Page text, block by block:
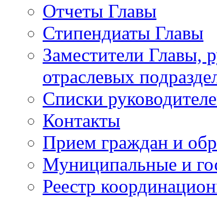
Отчеты Главы
Стипендиаты Главы
Заместители Главы,
отраслевых
Списки
Контакты
Прием граждан и
Муниципальные и
Реестр